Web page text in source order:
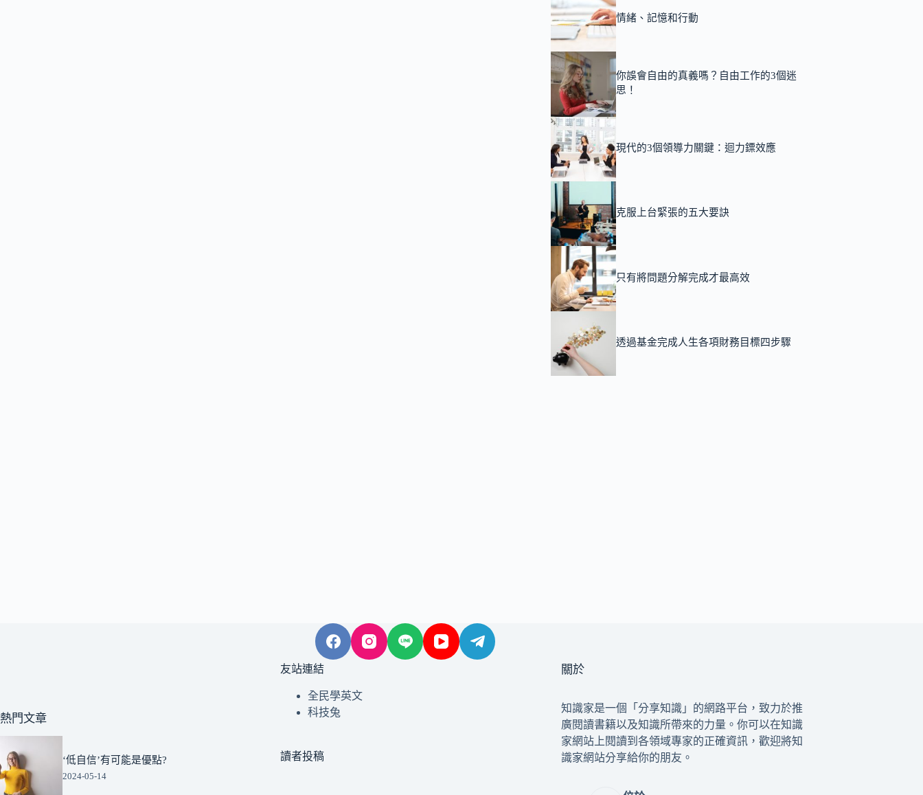
情緒、記憶和行動
你誤會自由的真義嗎？自由工作的3個迷
思！
現代的3個領導力關鍵：迴力鏢效應
克服上台緊張的五大要訣
只有將問題分解完成才最高效
透過基金完成人生各項財務目標四步驟
熱門文章
‘低自信’有可能是優點?
2024-05-14
友站連結
全民學英文
科技兔
讀者投稿
關於
知識家是一個「分享知識」的網路平台，致力於推
廣閱讀書籍以及知識所帶來的力量。你可以在知識
家網站上閱讀到各領域專家的正確資訊，歡迎將知
識家網站分享給你的朋友。